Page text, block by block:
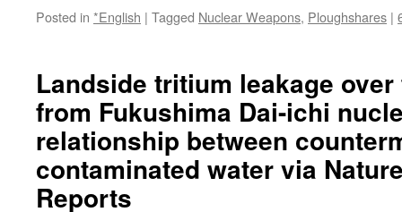
Posted in *English | Tagged Nuclear Weapons, Ploughshares |
Landside tritium leakage
from Fukushima Dai-ichi
relationship between
contaminated water via
Reports